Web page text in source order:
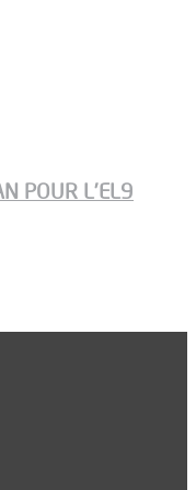
POUR L’EL9